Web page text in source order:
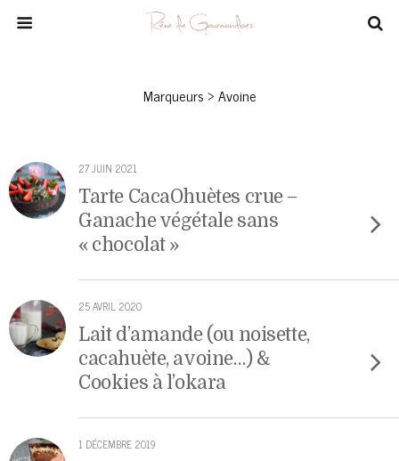
Marqueurs › Avoine
27 JUIN 2021
Tarte CacaOhuètes crue –
Ganache végétale sans
« chocolat »
25 AVRIL 2020
Lait d’amande (ou noisette,
cacahuète, avoine…) &
Cookies à l’okara
1 DÉCEMBRE 2019